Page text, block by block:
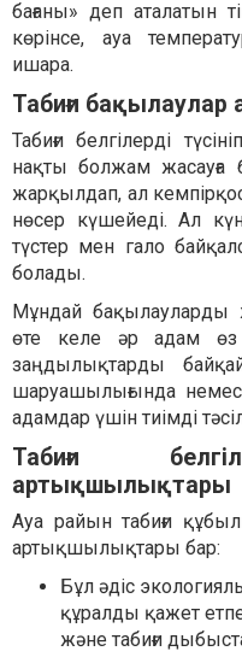
бағаны» деп аталатын
көрінсе, ауа
ишара.
Табиғи
Табиғи белгілерді
нақты болжам жасауға
жарқылдап, ал
нөсер күшейеді. Ал
түстер мен гало
болады.
Мұндай
өте келе әр адам өз
заңдылықтарды
шаруашылығында
адамдар үшін тиімді
Табиғи
артықшылықтары
Ауа райын табиғи
артықшылықтары бар:
Бұл әдіс
құралды қажет
және табиғи